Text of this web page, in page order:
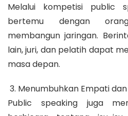
Melalui kompetisi public
bertemu dengan
membangun jaringan.
lain, juri, dan pelatih dapat
masa depan.
3. Menumbuhkan Empati
Public speaking juga